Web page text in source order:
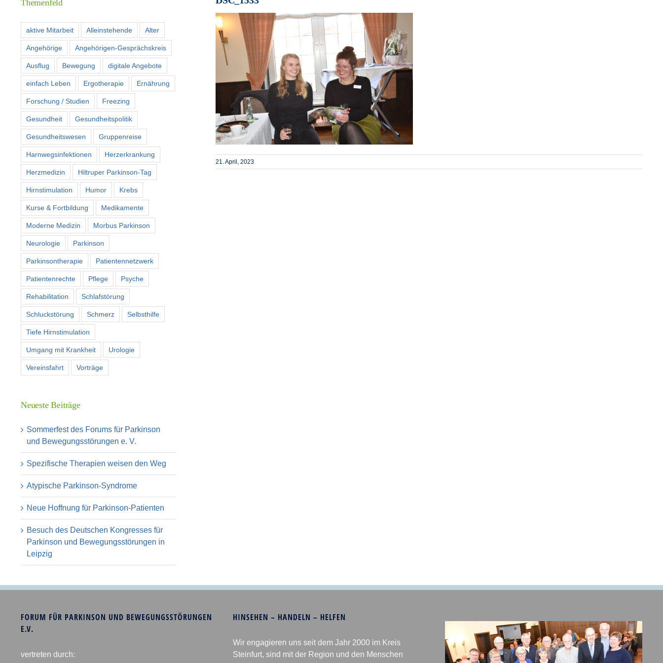
21. April, 2023
Themenfeld
aktive Mitarbeit Alleinstehende Alter
Angehörige Angehörigen-Gesprächskreis
Ausflug Bewegung digitale Angebote
einfach Leben Ergotherapie Ernährung
Forschung / Studien Freezing
Gesundheit Gesundheitspolitik
Gesundheitswesen Gruppenreise
Harnwegsinfektionen Herzerkrankung
Herzmedizin Hiltruper Parkinson-Tag
Hirnstimulation Humor Krebs
Kurse & Fortbildung Medikamente
Moderne Medizin Morbus Parkinson
Neurologie Parkinson
Parkinsontherapie Patientennetzwerk
Patientenrechte Pflege Psyche
Rehabilitation Schlafstörung
Schluckstörung Schmerz Selbsthilfe
Tiefe Hirnstimulation
Umgang mit Krankheit Urologie
Vereinsfahrt Vorträge
Neueste Beiträge
Sommerfest des Forums für Parkinson
und Bewegungsstörungen e. V.
Spezifische Therapien weisen den Weg
Atypische Parkinson-Syndrome
Neue Hoffnung für Parkinson-Patienten
Besuch des Deutschen Kongresses für
Parkinson und Bewegungsstörungen in
Leipzig
FORUM FÜR PARKINSON UND BEWEGUNGSSTÖRUNGEN
E.V.
vertreten durch:
HINSEHEN – HANDELN – HELFEN
Wir engagieren uns seit dem Jahr 2000 im Kreis
Steinfurt, sind mit der Region und den Menschen